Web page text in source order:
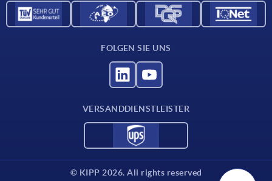
FOLGEN SIE UNS
VERSANDDIENSTLEISTER
© KIPP 2026. All rights reserved